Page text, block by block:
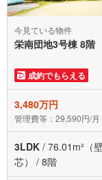
今見ている物件
栄南団地3号棟 8階
成約でもらえる
3,480万円
管理費等：29,590円/月
3LDK / 76.01m²（
芯）
/ 8階